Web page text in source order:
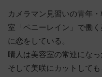
カメラマン見習いの青年
室「ペニーレイン」で働
に恋をしている。
晴人は美容室の常連になっ
そして美咲にカットしても